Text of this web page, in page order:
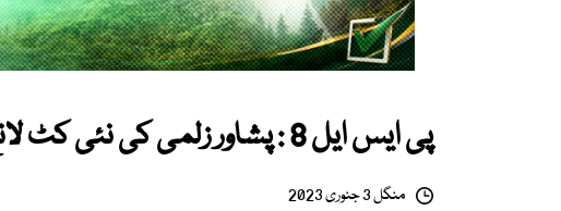
پی ایس ایل 8 : پشاور زلمی کی نئی کٹ لانچ کر دی گئی
منگل 3 جنوری 2023